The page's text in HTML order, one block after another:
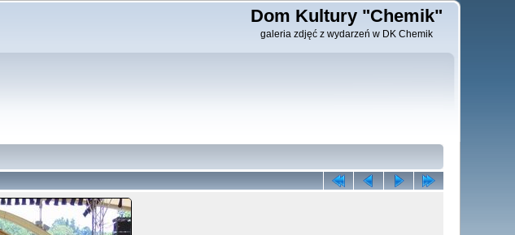
Dom Kultury "Chemik"
galeria zdjęć z wydarzeń w DK Chemik